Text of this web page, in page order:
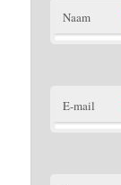
Naam
E-mail